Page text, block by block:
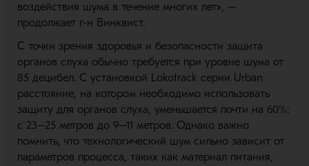
воздействия шума в течение многих лет», –
продолжает г-н Винквист.
С точки зрения здоровья и безопасности защита
органов слуха обычно требуется при уровне шума от
85 децибел. С установкой Lokotrack серии Urban
расстояние, на котором необходимо использовать
защиту для органов слуха, уменьшается почти на 60%:
с 23–25 метров до 9–11 метров. Однако важно
помнить, что технологический шум сильно зависит от
параметров процесса, таких как материал питания,